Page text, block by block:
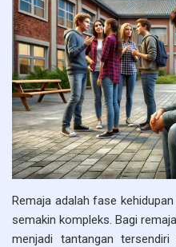
Remaja adalah fase
semakin kompleks. Bagi
menjadi tantangan